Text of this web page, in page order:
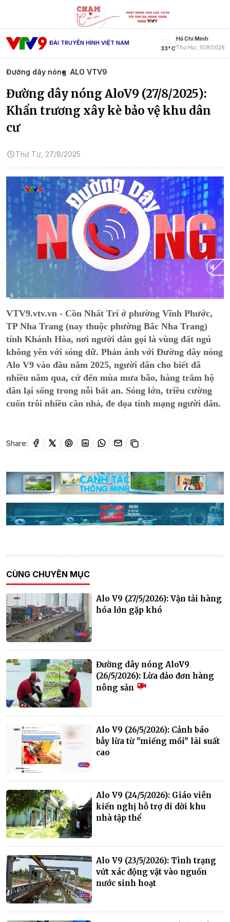
ĐÀI TRUYỀN HÌNH VIỆT NAM
33° C
Hồ Chí Minh
Thứ Hai, 10/8/2026
Đường dây nóng ALO VTV9
Đường dây nóng AloV9 (27/8/2025):
Khẩn trương xây kè bảo vệ khu dân
cư
Thứ Tư, 27/8/2025
Time
VTV9.vtv.vn - Cồn Nhất Trí ở phường Vĩnh Phước,
TP Nha Trang (nay thuộc phường Bắc Nha Trang)
tỉnh Khánh Hòa, nơi người dân gọi là vùng đất ngủ
không yên với sóng dữ. Phản ánh với Đường dây nóng
Alo V9 vào đầu năm 2025, người dân cho biết đã
nhiều năm qua, cứ đến mùa mưa bão, hàng trăm hộ
dân lại sống trong nỗi bất an. Sóng lớn, triều cường
cuốn trôi nhiều căn nhà, đe dọa tính mạng người dân.
Share:
CÙNG CHUYÊN MỤC
Alo V9 (27/5/2026): Vận tải hàng
hóa lớn gặp khó
Đường dây nóng AloV9
(26/5/2026): Lừa đảo đơn hàng
nông sản
Alo V9 (26/5/2026): Cảnh báo
bẫy lừa từ "miếng mồi" lãi suất
cao
Alo V9 (24/5/2026): Giáo viên
kiến nghị hỗ trợ di dời khu
nhà tập thể
Alo V9 (23/5/2026): Tình trạng
vứt xác động vật vào nguồn
nước sinh hoạt